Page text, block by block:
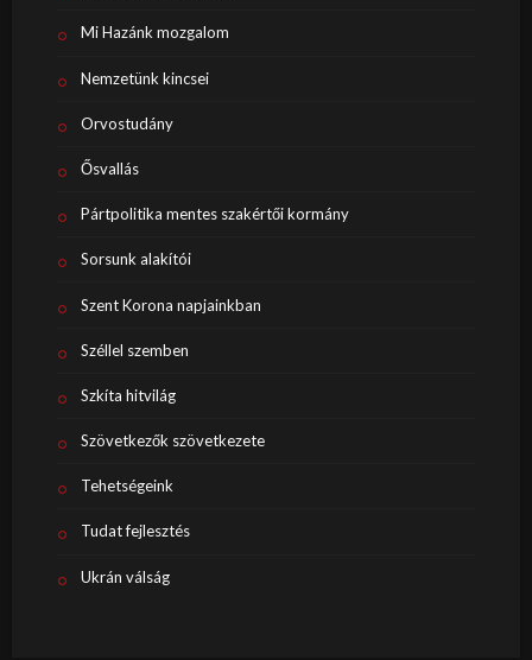
Mi Hazánk mozgalom
Nemzetünk kincsei
Orvostudány
Ősvallás
Pártpolitika mentes szakértői kormány
Sorsunk alakítói
Szent Korona napjainkban
Széllel szemben
Szkíta hitvilág
Szövetkezők szövetkezete
Tehetségeink
Tudat fejlesztés
Ukrán válság